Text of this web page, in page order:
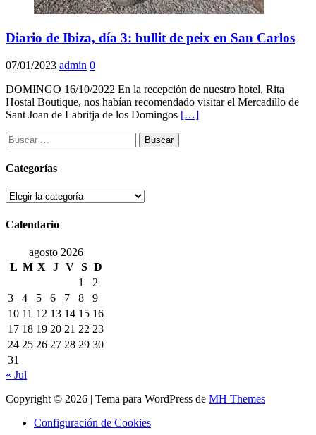
Diario de Ibiza, día 3: bullit de peix en San Carlos
07/01/2023 admin 0
DOMINGO 16/10/2022 En la recepción de nuestro hotel, Rita
Hostal Boutique, nos habían recomendado visitar el Mercadillo de
Sant Joan de Labritja de los Domingos […]
Buscar:
Categorías
Categorías
Calendario
agosto 2026
L M X J V S D
1
2
3
4 5 6 7 8
9
10 11 12 13 14 15 16
17 18 19 20 21 22 23
24 25 26 27 28 29 30
31
« Jul
Copyright © 2026 | Tema para WordPress de MH Themes
Configuración de Cookies